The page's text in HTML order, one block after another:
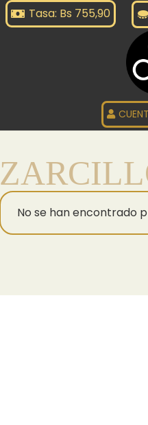
Tasa: Bs 755,90
No se han encontrado